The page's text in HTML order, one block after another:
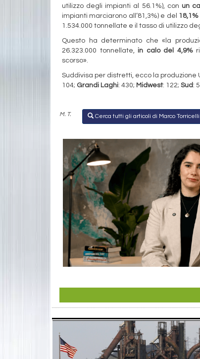
utilizzo degli impianti al 56.1%), con un
impianti marciarono all’81,3%) e del
18,1%
1.534.000 tonnellate e il tasso di utilizzo
Questo ha determinato che «la
26.323.000 tonnellate, in calo del 4,9%
scorso».
Suddivisa per distretti, ecco la
104; Grandi Laghi: 430; Midwest: 122; Sud :
M. T. Cerca tutti gli articoli di Marco Torricelli